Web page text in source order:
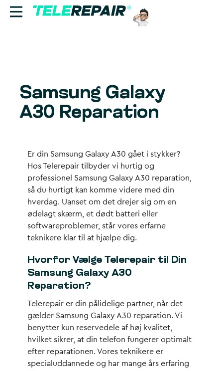
Find butik
Ring til os:
+45 70 60 55 90
Samsung Galaxy
A30 Reparation
Er din Samsung Galaxy A30 gået i stykker?
Hos Telerepair tilbyder vi hurtig og
professionel Samsung Galaxy A30 reparation,
så du hurtigt kan komme videre med din
hverdag. Uanset om det drejer sig om en
ødelagt skærm, et dødt batteri eller
softwareproblemer, står vores erfarne
teknikere klar til at hjælpe dig.
Hvorfor Vælge Telerepair til Din
Samsung Galaxy A30
Reparation?
Telerepair er din pålidelige partner, når det
gælder Samsung Galaxy A30 reparation. Vi
benytter kun reservedele af høj kvalitet,
hvilket sikrer, at din telefon fungerer optimalt
efter reparationen. Vores teknikere er
specialuddannede og har mange års erfaring